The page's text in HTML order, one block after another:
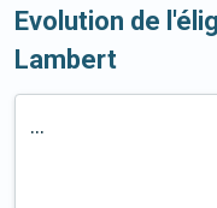
Evolution de
Lambert
...